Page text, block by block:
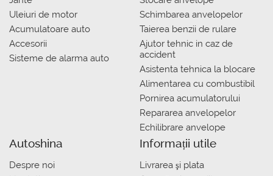
Uleiuri de motor
Acumulatoare auto
Accesorii
Sisteme de alarma auto
Schimbarea anvelopelor
Taierea benzii de rulare
Ajutor tehnic in caz de
accident
Asistenta tehnica la blocare
Alimentarea cu combustibil
Pornirea acumulatorului
Repararea anvelopelor
Echilibrare anvelope
Autoshina
Despre noi
Informații utile
Livrarea şi plata